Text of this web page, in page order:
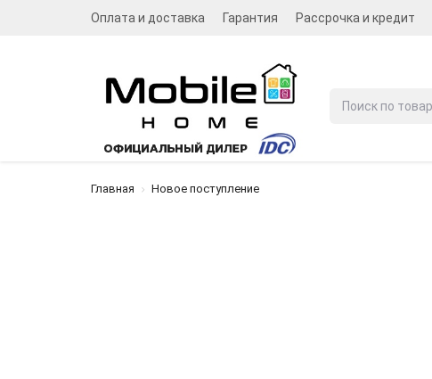
Оплата и доставка Гарантия Рассрочка и кредит
Главная Новое поступление